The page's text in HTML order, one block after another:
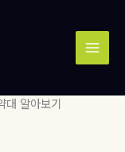
알아보기